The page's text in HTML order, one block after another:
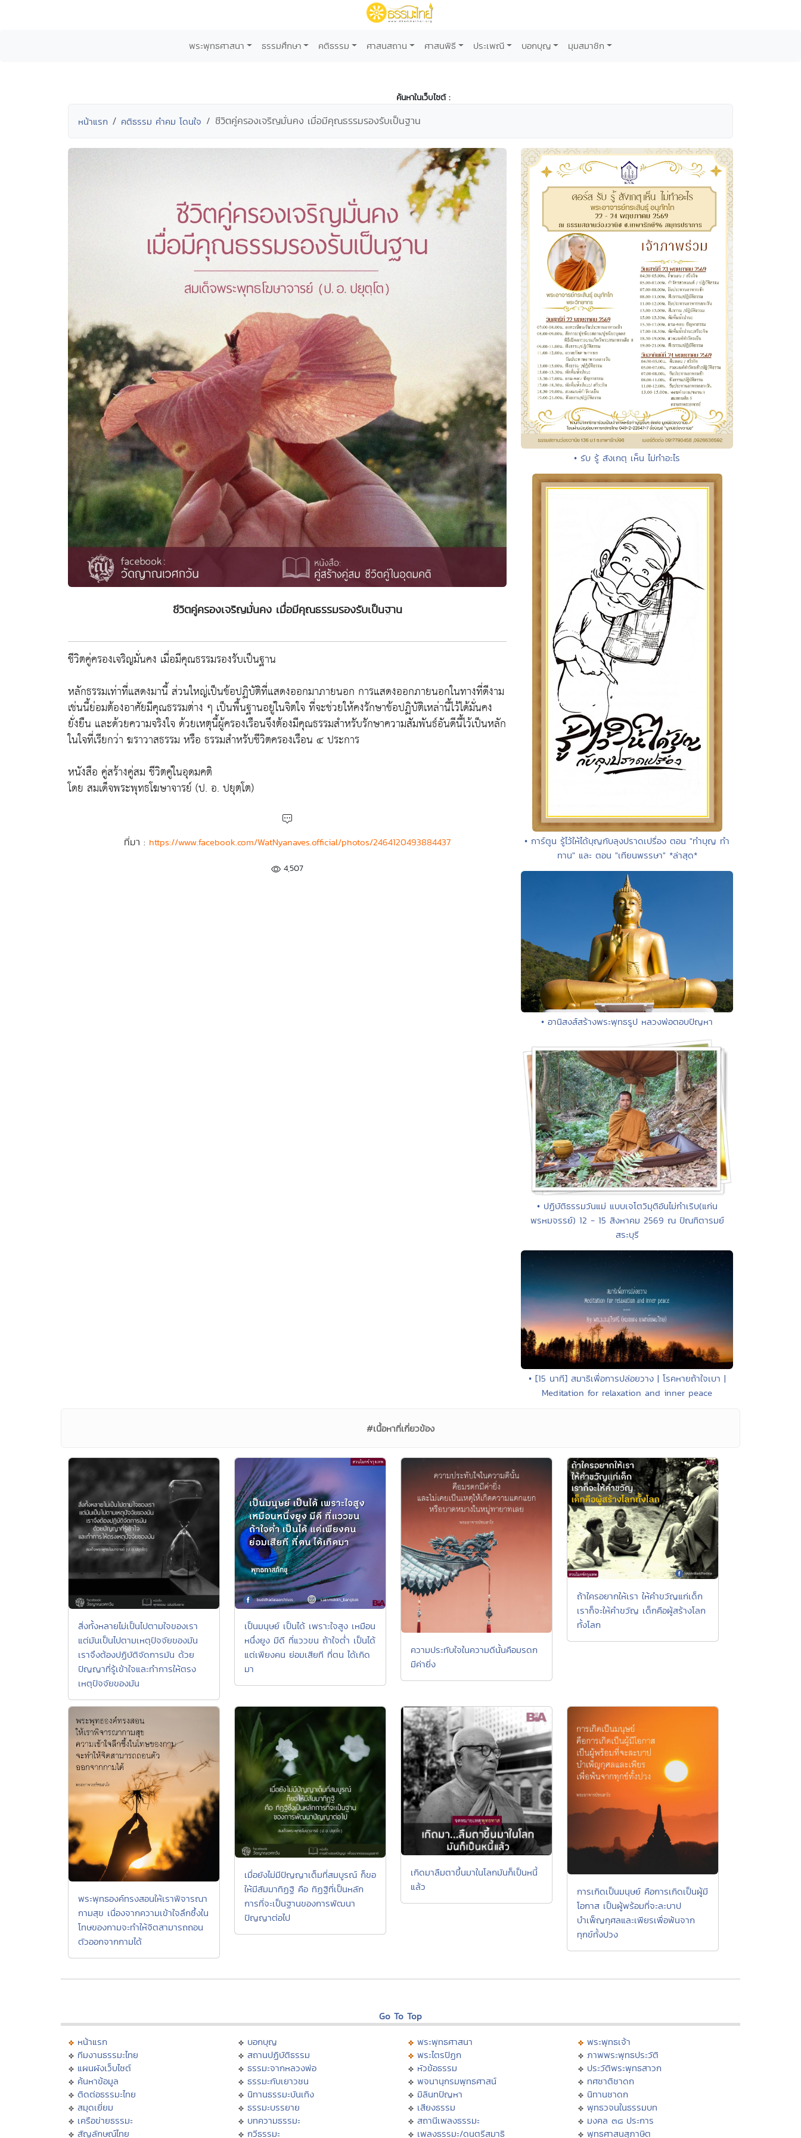
พระพุทธศาสนา ธรรมศึกษา คติธรรม ศาสนสถาน ศาสนพิธี ประเพณี บอกบุญ มุมสมาชิก
ค้นหาในเว็บไซต์ :
หน้าแรก คติธรรม คำคม โดนใจ ชีวิตคู่ครองเจริญมั่นคง เมื่อมีคุณธรรมรองรับเป็นฐาน
ชีวิตคู่ครองเจริญมั่นคง เมื่อมีคุณธรรมรองรับเป็นฐาน
ชีวิตคู่ครองเจริญมั่นคง เมื่อมีคุณธรรมรองรับเป็นฐาน
หลักธรรมเท่าที่แสดงมานี้ ส่วนใหญ่เป็นข้อปฏิบัติที่แสดงออกมาภายนอก การแสดงออกภายนอกในทางที่ดีงาม
เช่นนี้ย่อมต้องอาศัยมีคุณธรรมต่าง ๆ เป็นพื้นฐานอยู่ในจิตใจ ที่จะช่วยให้คงรักษาข้อปฏิบัติเหล่านี้ไว้ได้มั่นคง
ยั่งยืน และด้วยความจริงใจ ด้วยเหตุนี้ผู้ครองเรือนจึงต้องมีคุณธรรมสำหรับรักษาความสัมพันธ์อันดีนี้ไว้เป็นหลัก
ในใจที่เรียกว่า ฆราวาสธรรม หรือ ธรรมสำหรับชีวิตครองเรือน ๔ ประการ
หนังสือ คู่สร้างคู่สม ชีวิตคู่ในอุดมคติ
โดย สมเด็จพระพุทธโฆษาจารย์ (ป. อ. ปยุตฺโต)
ที่มา : https://www.facebook.com/WatNyanaves.official/photos/2464120493884437
4,507
• รับ รู้ สังเกตุ เห็น ไม่ทำอะไร
• การ์ตูน รู้ไว้ให้ได้บุญกับลุงปราดเปรื่อง ตอน "ทำบุญ ทำ
ทาน" และ ตอน "เทียนพรรษา" *ล่าสุด*
• อานิสงส์สร้างพระพุทธรูป หลวงพ่อตอบปัญหา
• ปฏิบัติธรรมวันแม่ แบบเจโตวิมุติอันไม่กำเริบ(แก่น
พรหมจรรย์) 12 - 15 สิงหาคม 2569 ณ ปัณฑิตารมย์
สระบุรี
• [15 นาที] สมาธิเพื่อการปล่อยวาง | โรคหายถ้าใจเบา |
Meditation for relaxation and inner peace
#เนื้อหาที่เกี่ยวข้อง
สิ่งทั้งหลายไม่เป็นไปตามใจของเรา
แต่มันเป็นไปตามเหตุปัจจัยของมัน
เราจึงต้องปฏิบัติจัดการมัน ด้วย
ปัญญาที่รู้เข้าใจและทำการให้ตรง
เหตุปัจจัยของมัน
เป็นมนุษย์ เป็นได้ เพราะใจสูง เหมือน
หนึ่งยูง มีดี ที่แววขน ถ้าใจต่ำ เป็นได้
แต่เพียงคน ย่อมเสียที ที่ตน ได้เกิด
มา
ความประทับใจในความดีนั้นคือมรดก
มีค่ายิ่ง
ถ้าใครอยากให้เรา ให้คำขวัญแก่เด็ก
เราก็จะให้คำขวัญ เด็กคือผู้สร้างโลก
ทั้งโลก
พระพุทธองค์ทรงสอนให้เราพิจารณา
กามสุข เนื่องจากความเข้าใจลึกซึ้งใน
โทษของกามจะทำให้จิตสามารถถอน
ตัวออกจากกามได้
เมื่อยังไม่มีปัญญาเต็มที่สมบูรณ์ ก็ขอ
ให้มีสัมมาทิฏฐิ คือ ทิฏฐิที่เป็นหลัก
การที่จะเป็นฐานของการพัฒนา
ปัญญาต่อไป
เกิดมาลืมตาขึ้นมาในโลกมันก็เป็นหนี้
แล้ว
การเกิดเป็นมนุษย์ คือการเกิดเป็นผู้มี
โอกาส เป็นผู้พร้อมที่จะละบาป
บำเพ็ญกุศลและเพียรเพื่อพ้นจาก
ทุกข์ทั้งปวง
Go To Top
หน้าแรก
ทีมงานธรรมะไทย
แผนผังเว็บไซต์
ค้นหาข้อมูล
ติดต่อธรรมะไทย
สมุดเยี่ยม
เครือข่ายธรรมะ
สัญลักษณ์ไทย
บอกบุญ
สถานปฏิบัติธรรม
ธรรมะจากหลวงพ่อ
ธรรมะกับเยาวชน
นิทานธรรมะบันเทิง
ธรรมะบรรยาย
บทความธรรมะ
กวีธรรมะ
พระพุทธศาสนา
พระไตรปิฏก
หัวข้อธรรม
พจนานุกรมพุทธศาสน์
มิลินทปัญหา
เสียงธรรม
สถานีเพลงธรรมะ
เพลงธรรมะ/ดนตรีสมาธิ
พระพุทธเจ้า
ภาพพระพุทธประวัติ
ประวัติพระพุทธสาวก
ทศชาติชาดก
นิทานชาดก
พุทธวจนในธรรมบท
มงคล ๓๘ ประการ
พุทธศาสนสุภาษิต